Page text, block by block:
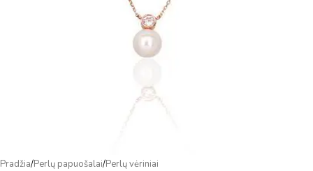
Pradžia/Perlų papuošalai/Perlų vėriniai